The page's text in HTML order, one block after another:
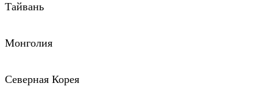
Тайвань
Монголия
Северная Корея